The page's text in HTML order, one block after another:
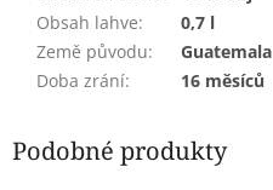
Obsah lahve:
0,7 l
Země původu:
Guatemala
Doba zrání: 16 měsíců
Podobné produkty